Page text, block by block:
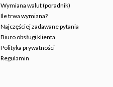
Wymiana walut (poradnik)
Ile trwa wymiana?
Najczęściej zadawane pytania
Biuro obsługi klienta
Polityka prywatności
Regulamin